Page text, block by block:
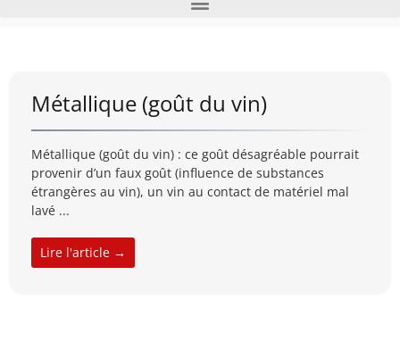
Métallique (goût du vin)
Métallique (goût du vin) : ce goût désagréable pourrait
provenir d’un faux goût (influence de substances
étrangères au vin), un vin au contact de matériel mal
lavé ...
Lire l'article →